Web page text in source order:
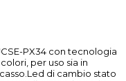
PX34 con tecnologia
per uso sia in
di cambio stato